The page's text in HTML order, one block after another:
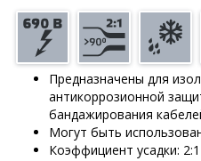
Предназначены для
антикоррозионной
бандажирования
Могут быть
Коэффициент усадки: 2:1